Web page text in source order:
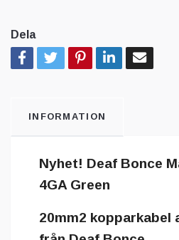
Dela
INFORMATION
Nyhet! Deaf Bonce
4GA Green
20mm2 kopparkabel